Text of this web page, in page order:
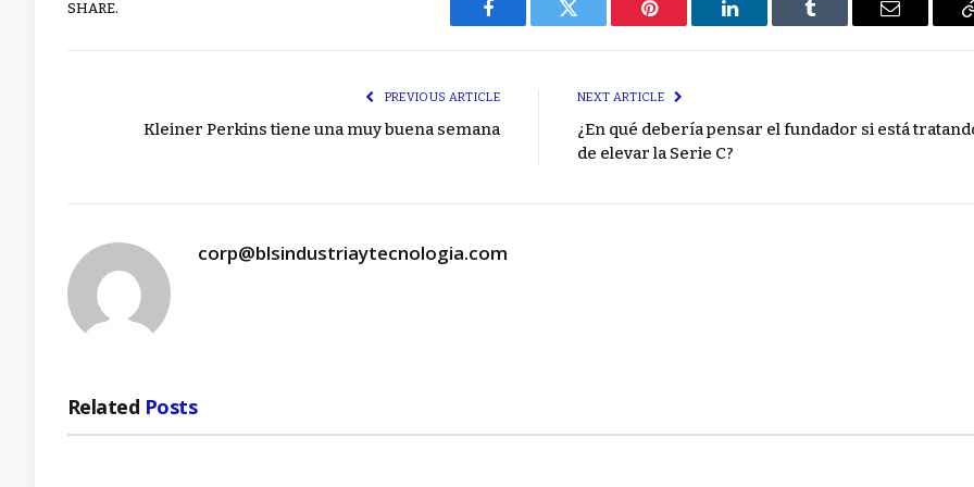
SHARE.
Facebook Twitter Pinterest LinkedIn Tumblr Email
PREVIOUS ARTICLE
Kleiner Perkins tiene una muy buena semana
NEXT ARTICLE
¿En qué debería pensar el fundador si está
de elevar la Serie C?
corp@blsindustriaytecnologia.com
Related Posts